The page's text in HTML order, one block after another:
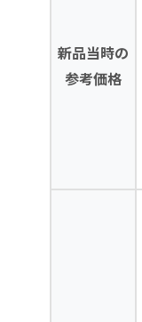
新品当時の
参考価格